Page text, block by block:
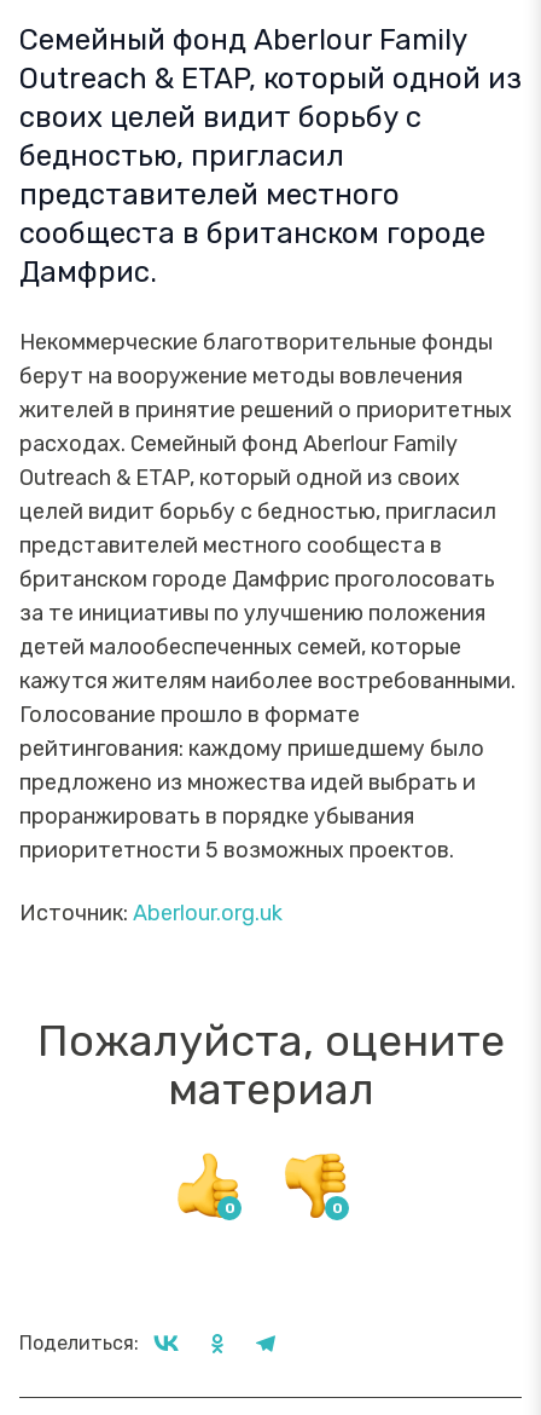
Семейный фонд Aberlour Family
Outreach & ETAP, который одной из
своих целей видит борьбу с
бедностью, пригласил
представителей местного
сообщеста в британском городе
Дамфрис.
Некоммерческие благотворительные фонды
берут на вооружение методы вовлечения
жителей в принятие решений о приоритетных
расходах. Семейный фонд Aberlour Family
Outreach & ETAP, который одной из своих
целей видит борьбу с бедностью, пригласил
представителей местного сообщеста в
британском городе Дамфрис проголосовать
за те инициативы по улучшению положения
детей малообеспеченных семей, которые
кажутся жителям наиболее востребованными.
Голосование прошло в формате
рейтингования: каждому пришедшему было
предложено из множества идей выбрать и
проранжировать в порядке убывания
приоритетности 5 возможных проектов.
Источник: Aberlour.org.uk
Пожалуйста, оцените
материал
Поделиться: